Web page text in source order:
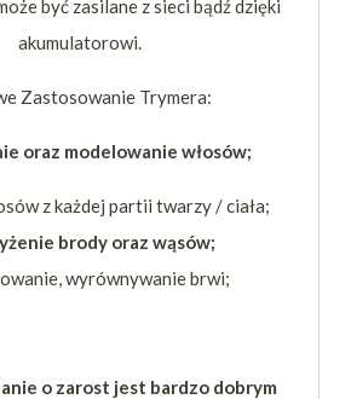
być zasilane z sieci bądź dzięki
akumulatorowi.
Zastosowanie Trymera:
oraz modelowanie włosów;
z każdej partii twarzy / ciała;
brody oraz wąsów;
wyrównywanie brwi;
o zarost jest bardzo dobrym